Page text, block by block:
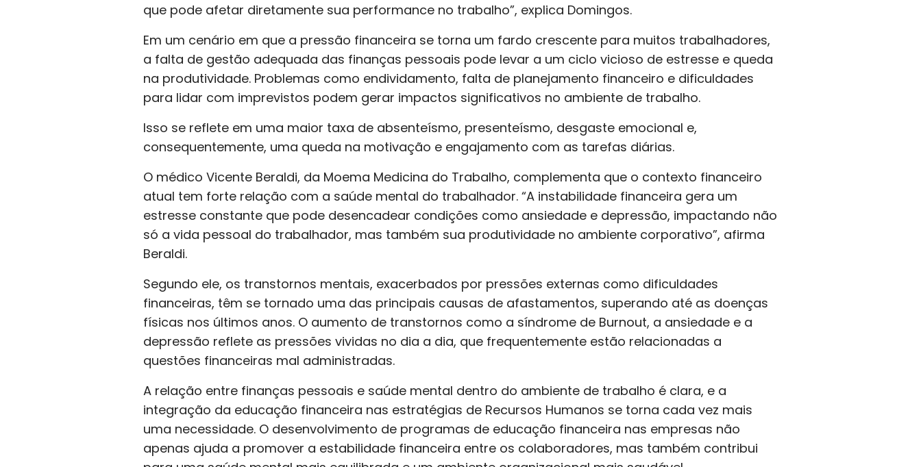
que pode afetar diretamente sua performance no trabalho”, explica Domingos.
Em um cenário em que a pressão financeira se torna um fardo crescente para muitos trabalhadores,
a falta de gestão adequada das finanças pessoais pode levar a um ciclo vicioso de estresse e queda
na produtividade. Problemas como endividamento, falta de planejamento financeiro e dificuldades
para lidar com imprevistos podem gerar impactos significativos no ambiente de trabalho.
Isso se reflete em uma maior taxa de absenteísmo, presenteísmo, desgaste emocional e,
consequentemente, uma queda na motivação e engajamento com as tarefas diárias.
O médico Vicente Beraldi, da Moema Medicina do Trabalho, complementa que o contexto financeiro
atual tem forte relação com a saúde mental do trabalhador. “A instabilidade financeira gera um
estresse constante que pode desencadear condições como ansiedade e depressão, impactando não
só a vida pessoal do trabalhador, mas também sua produtividade no ambiente corporativo”, afirma
Beraldi.
Segundo ele, os transtornos mentais, exacerbados por pressões externas como dificuldades
financeiras, têm se tornado uma das principais causas de afastamentos, superando até as doenças
físicas nos últimos anos. O aumento de transtornos como a síndrome de Burnout, a ansiedade e a
depressão reflete as pressões vividas no dia a dia, que frequentemente estão relacionadas a
questões financeiras mal administradas.
A relação entre finanças pessoais e saúde mental dentro do ambiente de trabalho é clara, e a
integração da educação financeira nas estratégias de Recursos Humanos se torna cada vez mais
uma necessidade. O desenvolvimento de programas de educação financeira nas empresas não
apenas ajuda a promover a estabilidade financeira entre os colaboradores, mas também contribui